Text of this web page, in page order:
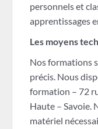
personnels et
apprentissages
Les moyens
Nos formations
précis. Nous
formation – 72
Haute – Savoie.
matériel